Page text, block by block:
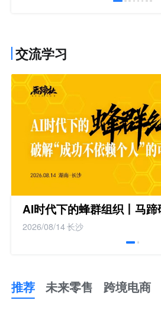
交流学习
AI时代下的蜂群组织丨马蹄
2026/08/14长沙
推荐 未来零售 跨境电商